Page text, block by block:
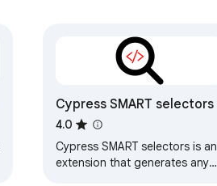
Cypress SMART selectors
4.0
Cypress SMART selectors is an
extension that generates any